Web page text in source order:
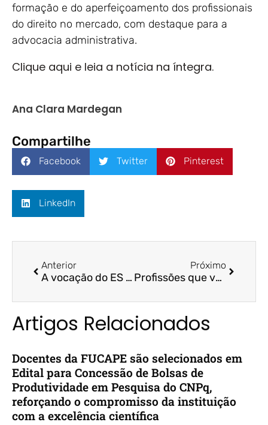
formação e do aperfeiçoamento dos profissionais
do direito no mercado, com destaque para a
advocacia administrativa.
Clique aqui e leia a notícia na íntegra.
Ana Clara Mardegan
Compartilhe
Facebook Twitter Pinterest
LinkedIn
Anterior
A vocação do ES para receber novos talentos / A Gazeta / Prof. Dr. Emerson Mainardes
Próximo
Profissões que vão ser destaque até o fim da década / A Gazeta / Prof. Dr. Valcemiro Nossa
Artigos Relacionados
Docentes da FUCAPE são selecionados em
Edital para Concessão de Bolsas de
Produtividade em Pesquisa do CNPq,
reforçando o compromisso da instituição
com a excelência científica